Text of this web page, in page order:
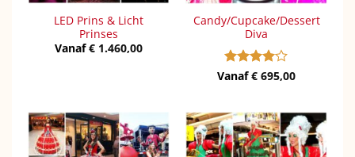
LED Prins & Licht
Prinses
Vanaf€ 1.460,00
Candy/Cupcake/Dessert
Diva
Gewaardeerd
Vanaf€ 695,00